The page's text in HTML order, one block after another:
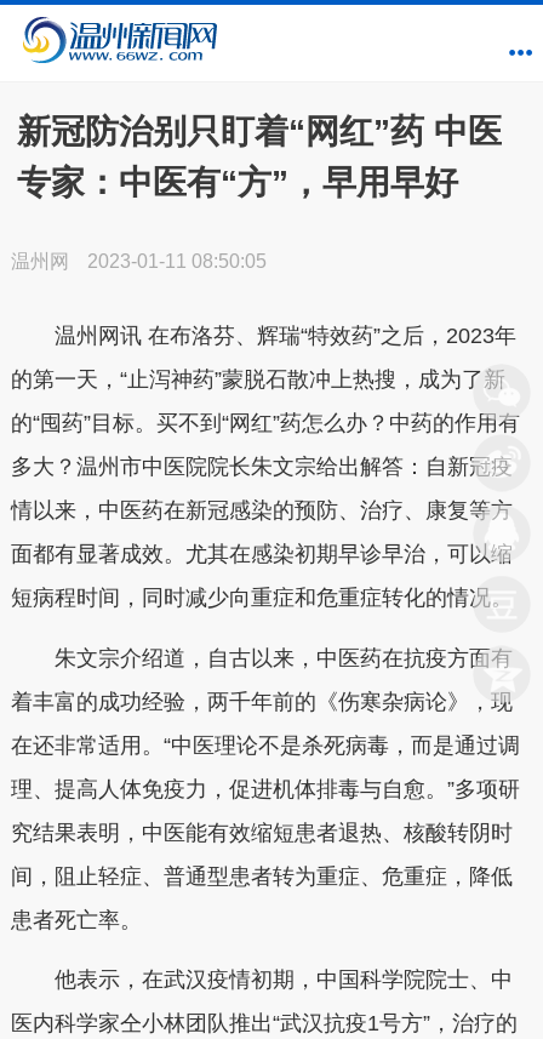
新冠防治别只盯着“网红”药 中医
专家：中医有“方”，早用早好
温州网 2023-01-11 08:50:05
温州网讯 在布洛芬、辉瑞“特效药”之后，2023年
的第一天，“止泻神药”蒙脱石散冲上热搜，成为了新
的“囤药”目标。买不到“网红”药怎么办？中药的作用有
多大？温州市中医院院长朱文宗给出解答：自新冠疫
情以来，中医药在新冠感染的预防、治疗、康复等方
面都有显著成效。尤其在感染初期早诊早治，可以缩
短病程时间，同时减少向重症和危重症转化的情况。
朱文宗介绍道，自古以来，中医药在抗疫方面有
着丰富的成功经验，两千年前的《伤寒杂病论》，现
在还非常适用。“中医理论不是杀死病毒，而是通过调
理、提高人体免疫力，促进机体排毒与自愈。”多项研
究结果表明，中医能有效缩短患者退热、核酸转阴时
间，阻止轻症、普通型患者转为重症、危重症，降低
患者死亡率。
他表示，在武汉疫情初期，中国科学院院士、中
医内科学家仝小林团队推出“武汉抗疫1号方”，治疗的